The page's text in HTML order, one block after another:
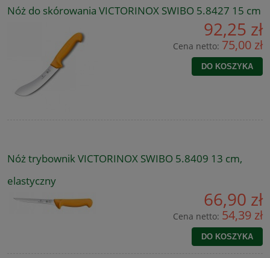
Nóż do skórowania VICTORINOX SWIBO 5.8427 15 cm
92,25 zł
Cena netto: 75,00 zł
DO KOSZYKA
Nóż trybownik VICTORINOX SWIBO 5.8409 13 cm,
elastyczny
66,90 zł
Cena netto: 54,39 zł
DO KOSZYKA